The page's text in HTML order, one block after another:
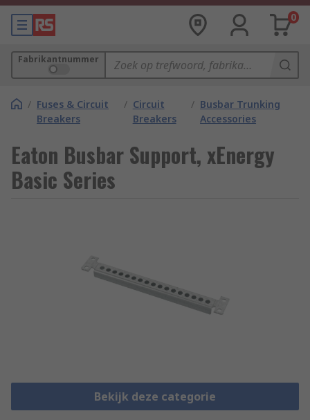
0
Fabrikantnummer
/ Fuses & Circuit
Breakers
/ Circuit
Breakers
/ Busbar Trunking
Accessories
Eaton Busbar Support, xEnergy
Basic Series
Bekijk deze categorie